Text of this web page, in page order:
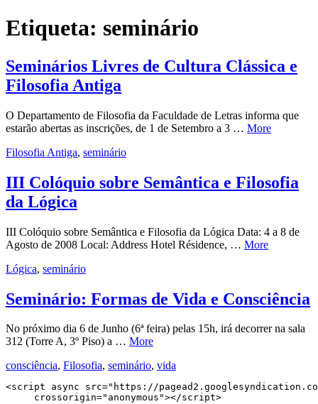
Etiqueta: seminário
Seminários Livres de Cultura Clássica e
Filosofia Antiga
O Departamento de Filosofia da Faculdade de Letras informa que
estarão abertas as inscrições, de 1 de Setembro a 3 … More
Filosofia Antiga, seminário
III Colóquio sobre Semântica e Filosofia
da Lógica
III Colóquio sobre Semântica e Filosofia da Lógica Data: 4 a 8 de
Agosto de 2008 Local: Address Hotel Résidence, … More
Lógica, seminário
Seminário: Formas de Vida e Consciência
No próximo dia 6 de Junho (6ª feira) pelas 15h, irá decorrer na sala
312 (Torre A, 3º Piso) a … More
consciência, Filosofia, seminário, vida
<script async src="https://
     crossorigin="anonymous"></script>